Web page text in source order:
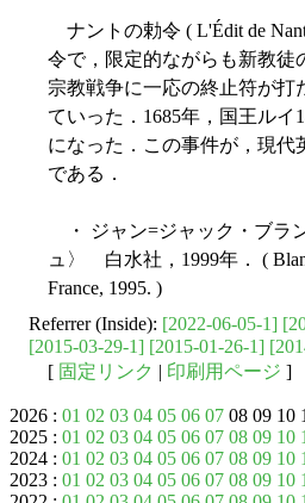
ナントの勅令 ( L'Édit de
令で，限定的ながらも新教徒
宗教戦争に一応の終止符が打
ていった．1685年，国王ル
になった．この事件が，現
である．
・ ジャン=ジャック・ブラ
ュ〉 白水社，1999年． (
France, 1995. )
Referrer (Inside): [2022-06-05-1]
[2015-03-29-1] [2015-01-26-1]
[ 固定リンク | 印刷用ページ ]
2026 : 01 02 03 04 05 06 07 08 09 10
2025 : 01 02 03 04 05 06 07 08 09 10
2024 : 01 02 03 04 05 06 07 08 09 10
2023 : 01 02 03 04 05 06 07 08 09 10